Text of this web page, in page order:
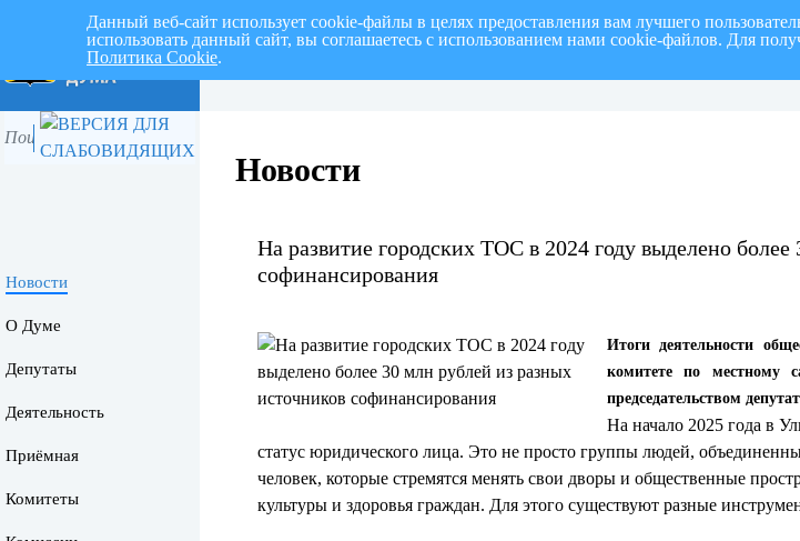
Новости
О Думе
Депутаты
Деятельность
Приёмная
Комитеты
Новости
На развитие городских ТОС в 2024 году выделено
софинансирования
Итоги деятельности
комитете по местному
председательством
На начало 2025 года в
статус юридического лица. Это не просто группы людей,
человек, которые стремятся менять свои дворы и общественные
культуры и здоровья граждан. Для этого существуют разные
Данный веб-сайт использует cookie-файлы в целях предоставления вам лучшего
использовать данный сайт, вы соглашаетесь с использованием нами cookie-файлов. Для
Политика Cookie.